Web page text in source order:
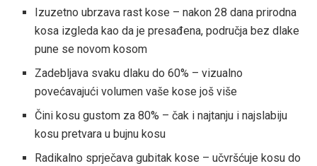
Izuzetno ubrzava rast kose – nakon 28 dana prirodna
kosa izgleda kao da je presađena, područja bez dlake
pune se novom kosom
Zadebljava svaku dlaku do 60% – vizualno
povećavajući volumen vaše kose još više
Čini kosu gustom za 80% – čak i najtanju i najslabiju
kosu pretvara u bujnu kosu
Radikalno sprječava gubitak kose – učvršćuje kosu do